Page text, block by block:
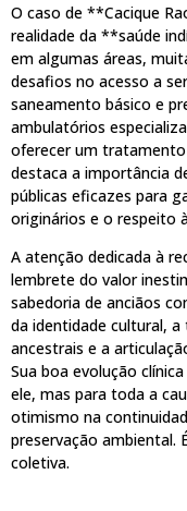
O caso de **Cacique
realidade da **saúde
em algumas áreas,
desafios no acesso a
saneamento básico e
ambulatórios
oferecer um
destaca a importância
públicas eficazes para
originários e o respeito
A atenção dedicada à
lembrete do valor
sabedoria de anciãos
da identidade cultural,
ancestrais e a
Sua boa evolução
ele, mas para toda a
otimismo na
preservação ambiental.
coletiva.